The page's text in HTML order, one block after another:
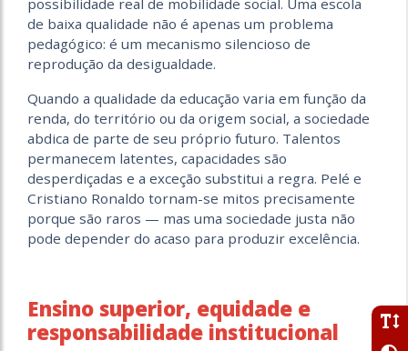
de baixa qualidade não é apenas um problema
pedagógico: é um mecanismo silencioso de
reprodução da desigualdade.
Quando a qualidade da educação varia em função da
renda, do território ou da origem social, a sociedade
abdica de parte de seu próprio futuro. Talentos
permanecem latentes, capacidades são
desperdiçadas e a exceção substitui a regra. Pelé e
Cristiano Ronaldo tornam-se mitos precisamente
porque são raros — mas uma sociedade justa não
pode depender do acaso para produzir excelência.
Ensino superior, equidade e
responsabilidade institucional